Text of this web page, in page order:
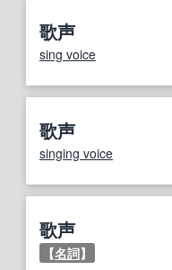
歌声
sing voice
歌声
singing voice
歌声
【名詞】